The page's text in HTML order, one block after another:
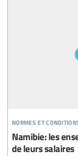
normes et
Namibie: les
de leurs salaires